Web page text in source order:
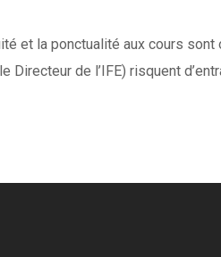
et la ponctualité aux cours
Directeur de l’IFE) risquent